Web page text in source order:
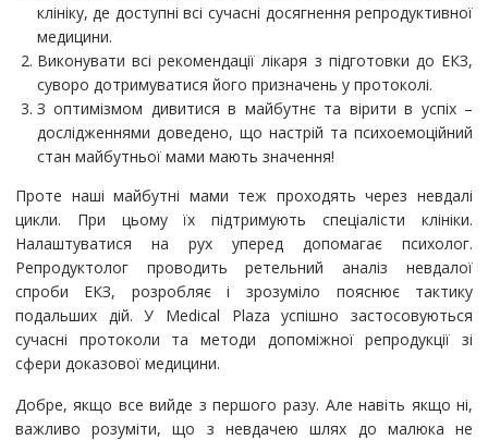
клініку, де доступні всі сучасні досягнення репродуктивної
медицини.
Виконувати всі рекомендації лікаря з підготовки до ЕКЗ,
суворо дотримуватися його призначень у протоколі.
З оптимізмом дивитися в майбутнє та вірити в успіх –
дослідженнями доведено, що настрій та психоемоційний
стан майбутньої мами мають значення!
Проте наші майбутні мами теж проходять через невдалі
цикли. При цьому їх підтримують спеціалісти клініки.
Налаштуватися на рух уперед допомагає психолог.
Репродуктолог проводить ретельний аналіз невдалої
спроби ЕКЗ, розробляє і зрозуміло пояснює тактику
подальших дій. У Medical Plaza успішно застосовуються
сучасні протоколи та методи допоміжної репродукції зі
сфери доказової медицини.
Добре, якщо все вийде з першого разу. Але навіть якщо ні,
важливо розуміти, що з невдачею шлях до малюка не